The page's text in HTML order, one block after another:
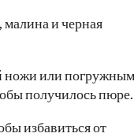
и черная
ножи или погружным
получилось пюре.
избавиться от